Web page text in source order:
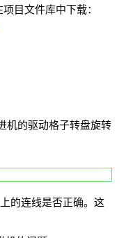
目文件库中下载：
机的驱动格子转盘旋转
的连线是否正确。这